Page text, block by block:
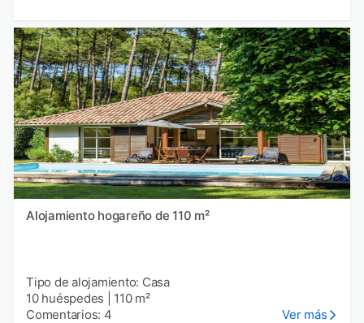
Alojamiento hogareño de 110 m²
Tipo de alojamiento: Casa
10 huéspedes
110 m²
Comentarios: 4
Ver más